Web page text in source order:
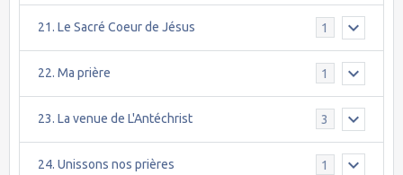
21. Le Sacré Coeur de Jésus 1
22. Ma prière 1
23. La venue de L'Antéchrist 3
24. Unissons nos prières 1